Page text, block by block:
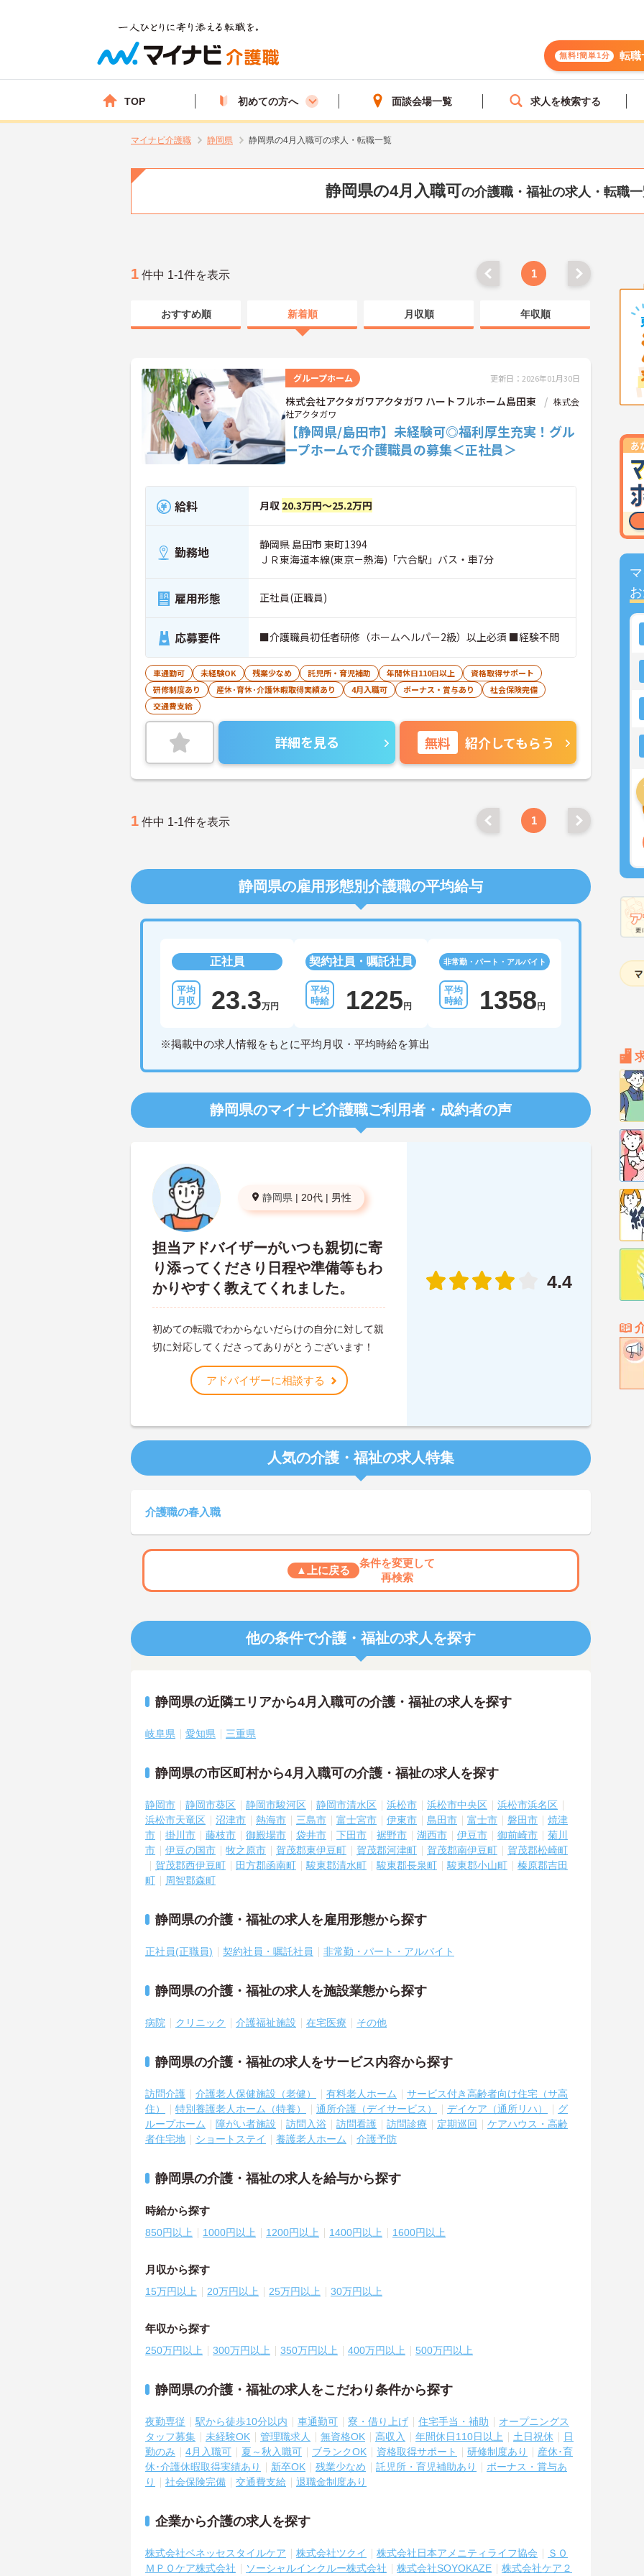
無料!簡単1分 転職
TOP 初めての方へ 面談会場一覧 求人を検索する
マイナビ介護職 静岡県 静岡県の4月入職可の求人・転職一覧
静岡県の4月入職可の介護職・福祉の求人・転職
1 件中 1-1件を表示 1
おすすめ順 新着順 月収順 年収順
グループホーム 更新日：2026年01月30日
株式会社アクタガワアクタガワ ハートフルホーム島田東
株式会
社アクタガワ
【静岡県/島田市】未経験可◎福利厚生充実！グル
ープホームで介護職員の募集＜正社員＞
給料 月収 20.3万円～25.2万円
勤務地
静岡県 島田市 東町1394
ＪＲ東海道本線(東京－熱海)「六合駅」バス・車7分
雇用形態 正社員(正職員)
応募要件 ■介護職員初任者研修（ホームヘルパー2級）以上必須 ■経験不問
車通勤可 未経験OK 残業少なめ 託児所・育児補助 年間休日110日以上
資格取得サポート
研修制度あり
産休･育休･介護休暇取得実績あり 4月入職可 ボーナス・賞与あり
社会保険完備
交通費支給
詳細を見る 無料 紹介してもらう
1 件中 1-1件を表示 1
静岡県の雇用形態別介護職の平均給与
正社員
23.3万円
契約社員・嘱託社員
1225 円
非常勤・パート・アルバイト
1358 円
※掲載中の求人情報をもとに平均月収・平均時給を算出
静岡県のマイナビ介護職ご利用者・成約者の声
静岡県 | 20代 | 男性
担当アドバイザーがいつも親切に寄
り添ってくださり日程や準備等もわ
かりやすく教えてくれました。
初めての転職でわからないだらけの自分に対して親
切に対応してくださってありがとうございます！
アドバイザーに相談する
4.4
人気の介護・福祉の求人特集
介護職の春入職
▲上に戻る
条件を変更して
再検索
他の条件で介護・福祉の求人を探す
静岡県の近隣エリアから4月入職可の介護・福祉の求人を探す
岐阜県 愛知県 三重県
静岡県の市区町村から4月入職可の介護・福祉の求人を探す
静岡市 静岡市葵区 静岡市駿河区 静岡市清水区 浜松市 浜松市中央区
浜松市浜名区
浜松市天竜区
沼津市 熱海市 三島市 富士宮市 伊東市 島田市 富士市 磐田市
焼津
市
掛川市 藤枝市 御殿場市 袋井市 下田市 裾野市 湖西市 伊豆市 御前崎市
菊川
市
伊豆の国市 牧之原市 賀茂郡東伊豆町 賀茂郡河津町 賀茂郡南伊豆町
賀茂郡松崎町
賀茂郡西伊豆町
田方郡函南町 駿東郡清水町 駿東郡長泉町 駿東郡小山町
榛原郡吉田
町
周智郡森町
静岡県の介護・福祉の求人を雇用形態から探す
正社員(正職員) 契約社員・嘱託社員 非常勤・パート・アルバイト
静岡県の介護・福祉の求人を施設業態から探す
病院 クリニック 介護福祉施設 在宅医療 その他
静岡県の介護・福祉の求人をサービス内容から探す
訪問介護 介護老人保健施設（老健） 有料老人ホーム
サービス付き高齢者向け住宅（サ高
住）
特別養護老人ホーム（特養） 通所介護（デイサービス） デイケア（通所リハ）
グ
ループホーム
障がい者施設 訪問入浴 訪問看護 訪問診療 定期巡回
ケアハウス・高齢
者住宅地
ショートステイ 養護老人ホーム 介護予防
静岡県の介護・福祉の求人を給与から探す
時給から探す
850円以上 1000円以上 1200円以上 1400円以上 1600円以上
月収から探す
15万円以上 20万円以上 25万円以上 30万円以上
年収から探す
250万円以上 300万円以上 350万円以上 400万円以上 500万円以上
静岡県の介護・福祉の求人をこだわり条件から探す
夜勤専従 駅から徒歩10分以内 車通勤可 寮・借り上げ 住宅手当・補助
オープニングス
タッフ募集
未経験OK 管理職求人 無資格OK 高収入 年間休日110日以上 土日祝休
日
勤のみ
4月入職可 夏～秋入職可 ブランクOK 資格取得サポート 研修制度あり
産休･育
休･介護休暇取得実績あり
新卒OK 残業少なめ 託児所・育児補助あり
ボーナス・賞与あ
り
社会保険完備 交通費支給 退職金制度あり
企業から介護の求人を探す
株式会社ベネッセスタイルケア 株式会社ツクイ 株式会社日本アメニティライフ協会
ＳＯ
ＭＰＯケア株式会社
ソーシャルインクルー株式会社 株式会社SOYOKAZE 株式会社ケア２